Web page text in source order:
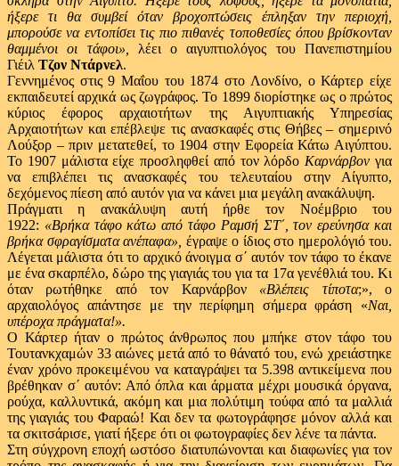
ήξερε τι θα συμβεί όταν βροχοπτώσεις έπληξαν την περιοχή,
μπορούσε να εντοπίσει τις πιο πιθανές τοποθεσίες όπου βρίσκονταν
θαμμένοι οι τάφοι», λέει ο αιγυπτιολόγος του Πανεπιστημίου
Γιέιλ Τζον Ντάρνελ.
Γεννημένος στις 9 Μαΐου του 1874 στο Λονδίνο, ο Κάρτερ είχε
εκπαιδευτεί αρχικά ως ζωγράφος. Το 1899 διορίστηκε ως ο πρώτος
κύριος έφορος αρχαιοτήτων της Αιγυπτιακής Υπηρεσίας
Αρχαιοτήτων και επέβλεψε τις ανασκαφές στις Θήβες – σημερινό
Λούξορ – πριν μετατεθεί, το 1904 στην Εφορεία Κάτω Αιγύπτου.
Το 1907 μάλιστα είχε προσληφθεί από τον λόρδο Καρνάρβον για
να επιβλέπει τις ανασκαφές του τελευταίου στην Αίγυπτο,
δεχόμενος πίεση από αυτόν για να κάνει μια μεγάλη ανακάλυψη.
Πράγματι η ανακάλυψη αυτή ήρθε τον Νοέμβριο του
1922: «Βρήκα τάφο κάτω από τάφο Ραμσή ΣΤ΄, τον ερεύνησα και
βρήκα σφραγίσματα ανέπαφα», έγραψε ο ίδιος στο ημερολόγιό του.
Λέγεται μάλιστα ότι το αρχικό άνοιγμα σ΄ αυτόν τον τάφο το έκανε
με ένα σκαρπέλο, δώρο της γιαγιάς του για τα 17α γενέθλιά του. Κι
όταν ρωτήθηκε από τον Καρνάρβον «Βλέπεις τίποτα;», ο
αρχαιολόγος απάντησε με την περίφημη σήμερα φράση «Ναι,
υπέροχα πράγματα!».
Ο Κάρτερ ήταν ο πρώτος άνθρωπος που μπήκε στον τάφο του
Τουτανκχαμών 33 αιώνες μετά από το θάνατό του, ενώ χρειάστηκε
έναν χρόνο προκειμένου να καταγράψει τα 5.398 αντικείμενα που
βρέθηκαν σ΄ αυτόν: Από όπλα και άρματα μέχρι μουσικά όργανα,
ρούχα, καλλυντικά, ακόμη και μια πολύτιμη τούφα από τα μαλλιά
της γιαγιάς του Φαραώ! Και δεν τα φωτογράφησε μόνον αλλά και
τα σκιτσάρισε, γιατί ήξερε ότι οι φωτογραφίες δεν λένε τα πάντα.
Στη σύγχρονη εποχή ωστόσο διατυπώνονται και διαφωνίες για τον